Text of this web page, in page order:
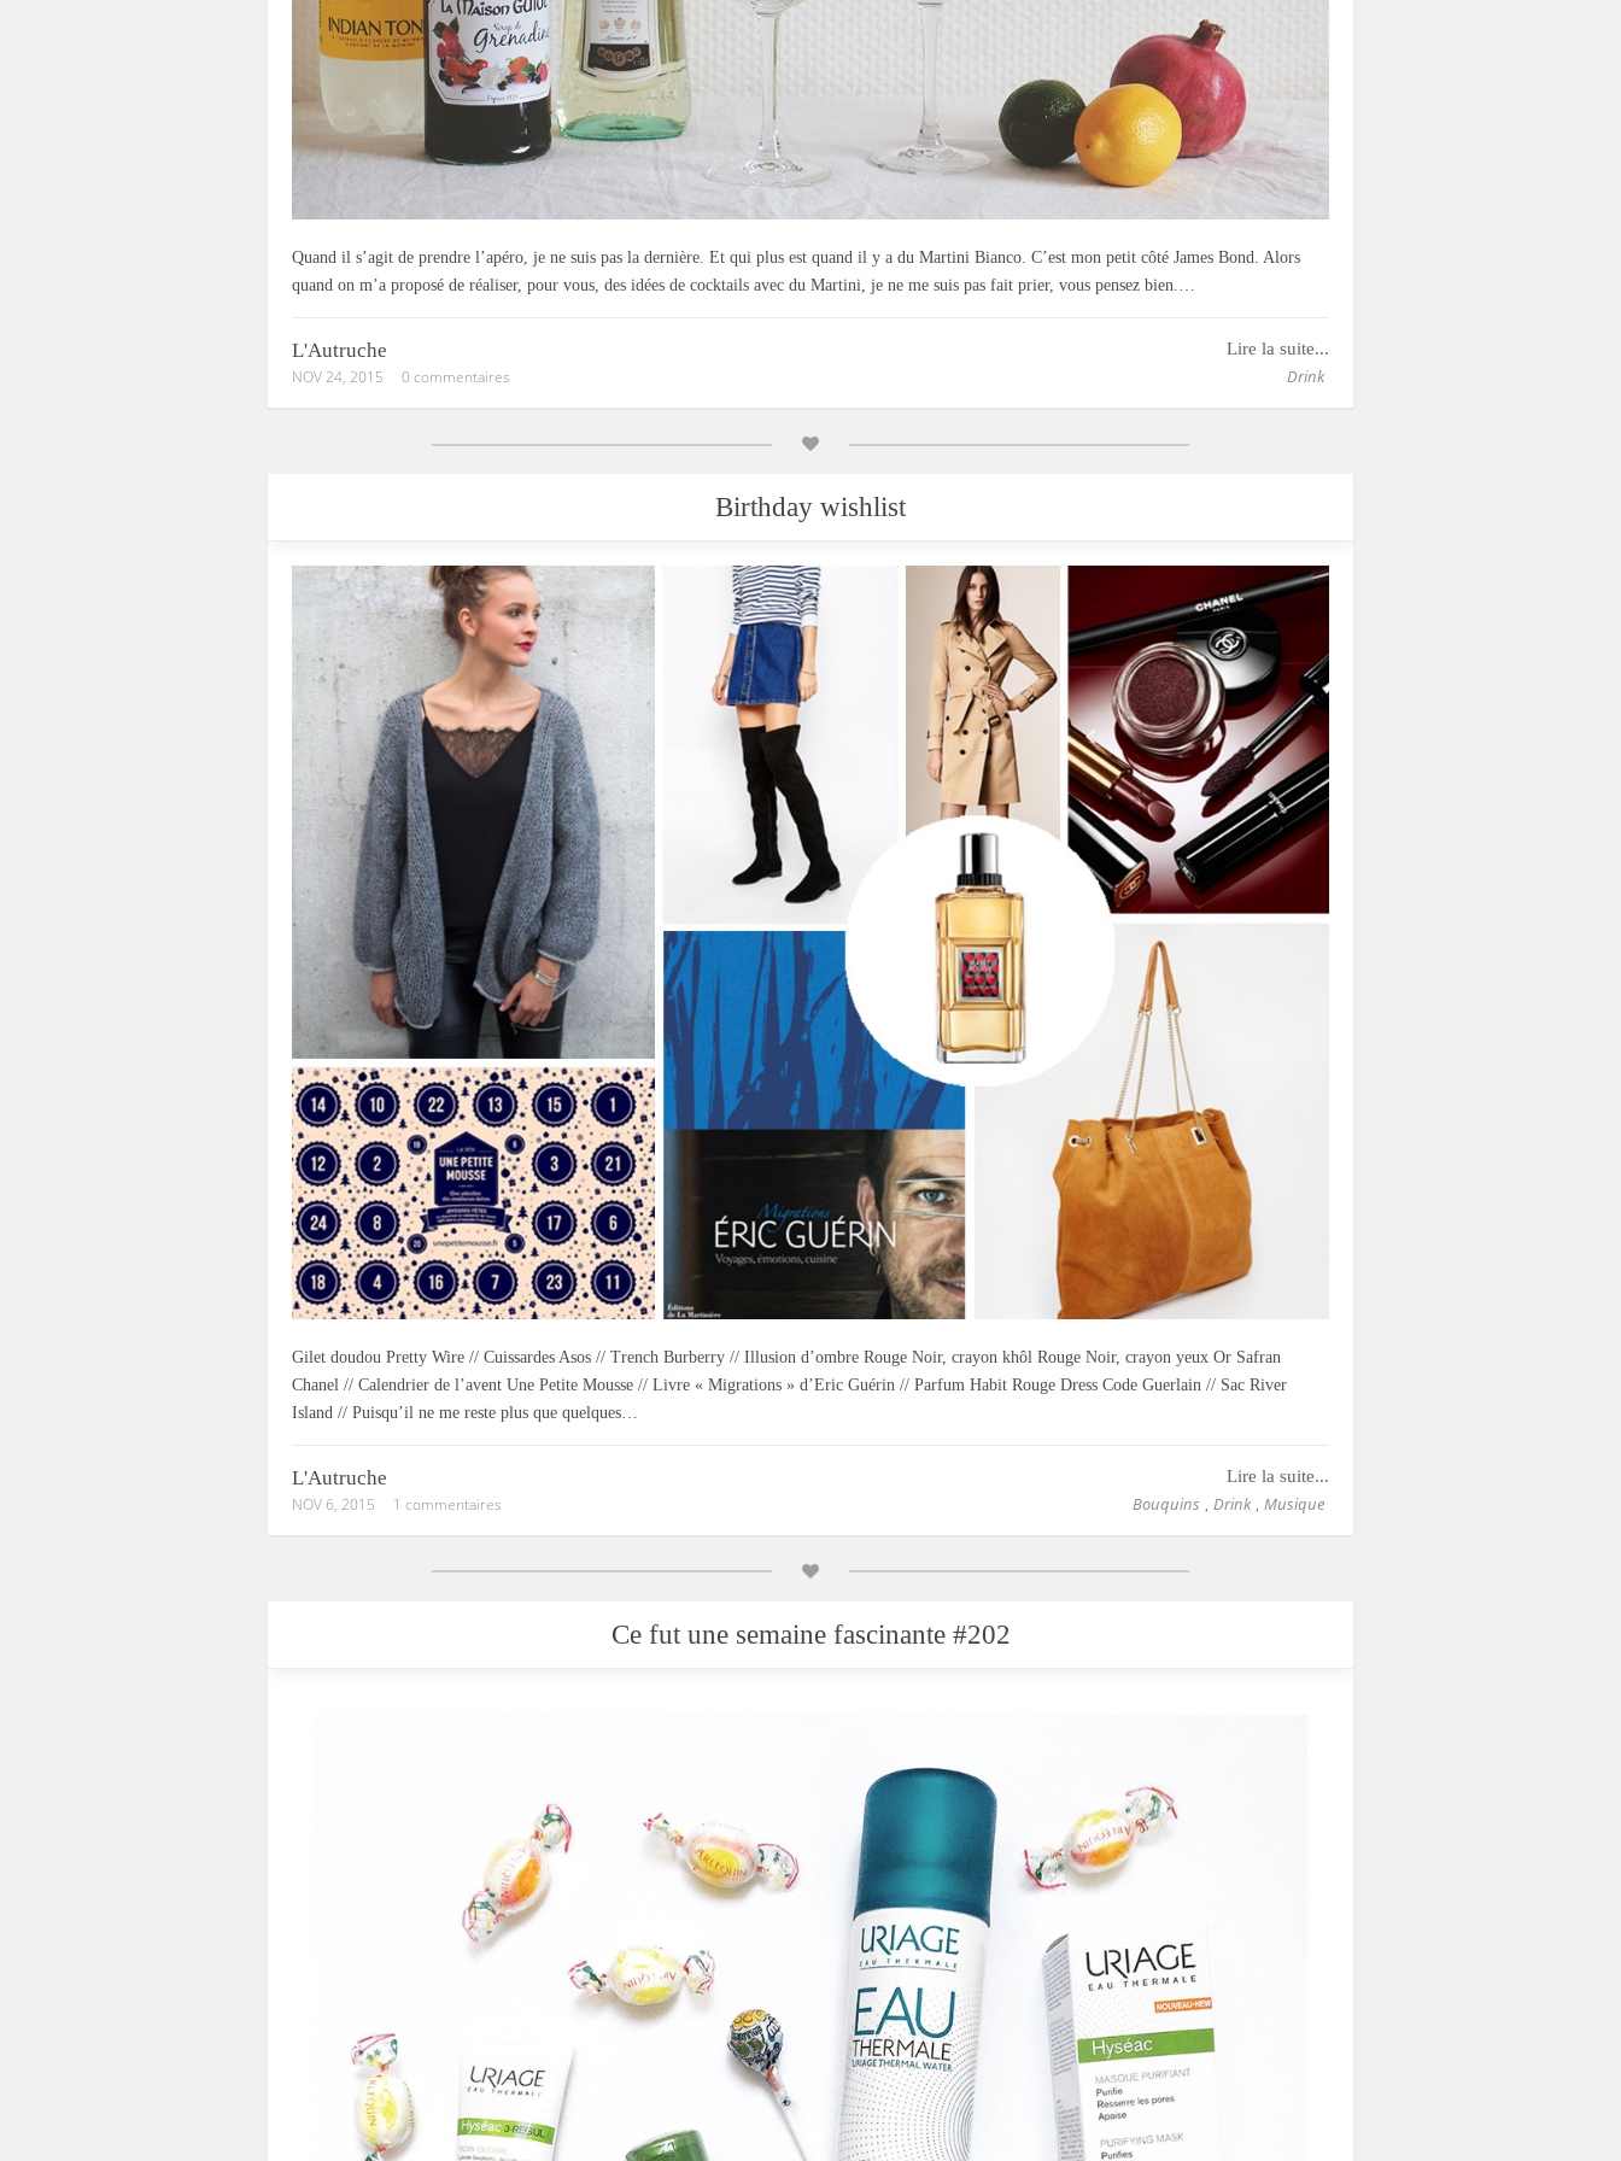
Quand il s’agit de prendre l’apéro, je ne suis pas la dernière. Et qui plus est quand il y a du Martini Bianco. C’est mon petit côté James Bond. Alors
quand on m’a proposé de réaliser, pour vous, des idées de cocktails avec du Martini, je ne me suis pas fait prier, vous pensez bien.…
Lire la suite...
Drink
L'Autruche
NOV 24, 2015 0 commentaires
Birthday wishlist
Gilet doudou Pretty Wire // Cuissardes Asos // Trench Burberry // Illusion d’ombre Rouge Noir, crayon khôl Rouge Noir, crayon yeux Or Safran
Chanel // Calendrier de l’avent Une Petite Mousse // Livre « Migrations » d’Eric Guérin // Parfum Habit Rouge Dress Code Guerlain // Sac River
Island // Puisqu’il ne me reste plus que quelques…
Lire la suite...
Bouquins Drink Musique
L'Autruche
NOV 6, 2015 1 commentaires
Ce fut une semaine fascinante #202